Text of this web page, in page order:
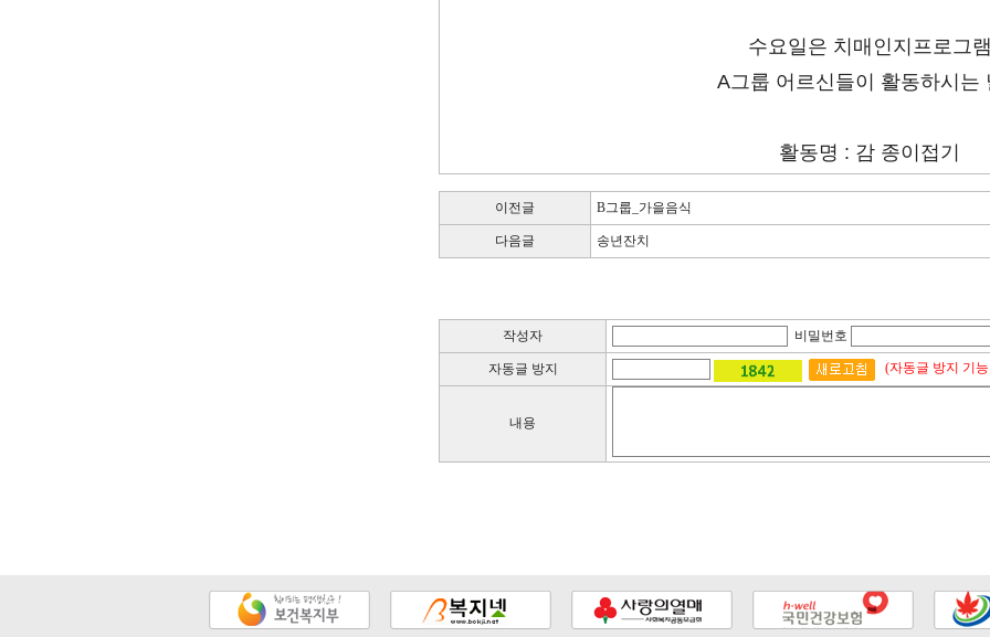
수요일은 치매인지프로그
A그룹 어르신들이 활동하시는
활동명 : 감 종이접기
이전글 B그룹_가을음식
다음글 송년잔치
작성자 비밀번호
자동글 방지 (자동글 방지 기
내용